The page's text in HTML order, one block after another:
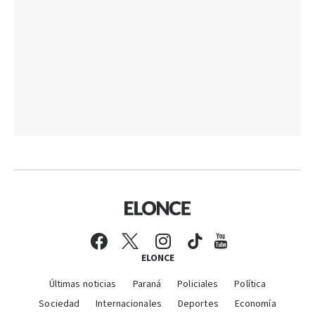
ELONCE
Últimas noticias Paraná Policiales
Política
Sociedad
Internacionales Deportes
Economía